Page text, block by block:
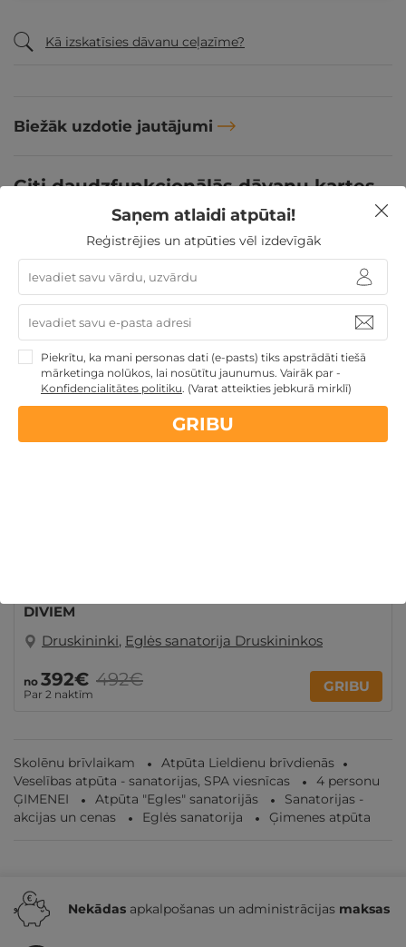
Kā izskatīsies dāvanu ceļazīme?
Biežāk uzdotie jautājumi
Atpūtas piedāvājums Apraksts Kontakti Noteikumi
Citi daudzfunkcionālās dāvanu kartes
piedāvājumi:
Pārskatīt citus daudzfunkcionālās dāvanu kartes
TOP piedāvājumus
Līdzīgi atpūtas piedāvājumi
ĪPAŠAIS! - 20%
DIVIEM
Druskininki, Eglės sanatorija Druskininkos
no 392€
Par 2 naktīm
492€ GRIBU
Skolēnu brīvlaikam
Atpūta Lieldienu brīvdienās
Veselības atpūta - sanatorijas, SPA viesnīcas
4 personu
ĢIMENEI
Atpūta "Egles" sanatorijās
Sanatorijas -
akcijas un cenas
Eglės sanatorija Ģimenes atpūta
Nekādas apkalpošanas un administrācijas maksas
Saņem atlaidi atpūtai!
Reģistrējies un atpūties vēl izdevīgāk
Piekrītu, ka mani personas dati (e-pasts) tiks apstrādāti tiešā
mārketinga nolūkos, lai nosūtītu jaunumus. Vairāk par -
Konfidencialitātes politiku. (Varat atteikties jebkurā mirklī)
GRIBU